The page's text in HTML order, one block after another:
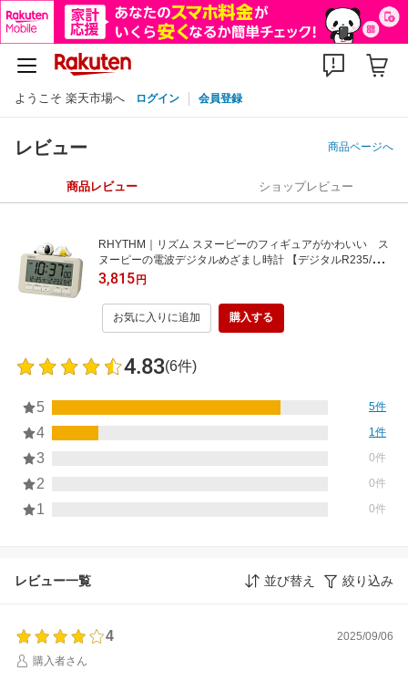
ようこそ 楽天市場へ ログイン 会員登録
レビュー 商品ページへ
商品レビュー ショップレビュー
RHYTHM｜リズム スヌーピーのフィギュアがかわいい ス
ヌーピーの電波デジタルめざまし時計 【デジタルR235/スヌ
ーピー】 8RZ235MS38 [デジタル /電波自動受信機能有]
3,815円
お気に入りに追加 購入する
4.83(6件)
5 5件
4 1件
3 0件
2 0件
1 0件
レビュー一覧 並び替え 絞り込み
4
2025/09/06
購入者さん